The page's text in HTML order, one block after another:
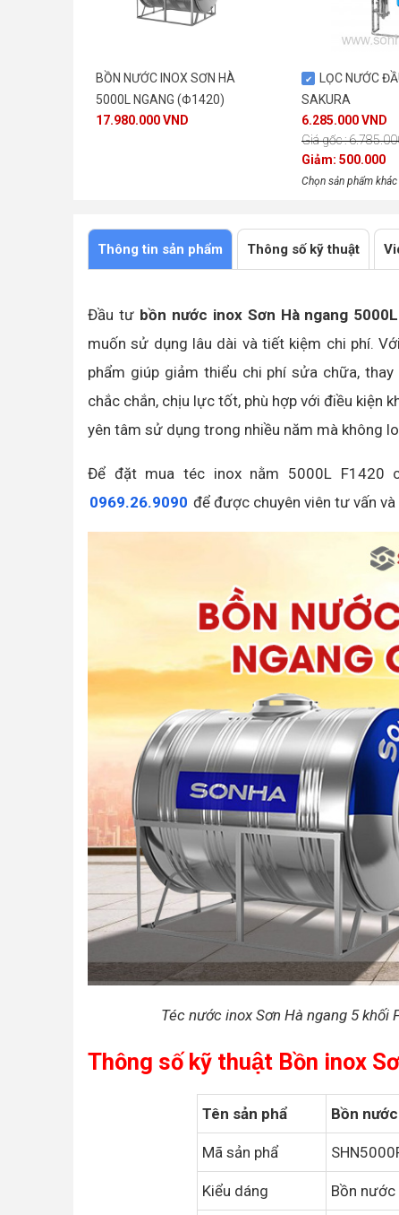
BỒN NƯỚC INOX SƠN HÀ
5000L NGANG (Φ1420)
17.980.000 VND
LỌC NƯỚC
SAKURA
6.285.000 VND
Giá gốc :
Giảm: 500.000
Chọn sản phẩm khác
Thông tin sản phẩm Thông số kỹ thuật
Đầu tư bồn nước inox Sơn Hà ngang
muốn sử dụng lâu dài và tiết kiệm chi phí.
phẩm giúp giảm thiểu chi phí sửa chữa,
chắc chắn, chịu lực tốt, phù hợp với điều kiện
yên tâm sử dụng trong nhiều năm mà không
Để đặt mua téc inox nằm 5000L F1420
0969.26.9090 để được chuyên viên tư vấn
Téc nước inox Sơn Hà ngang 5 khối
Thông số kỹ thuật Bồn inox
Tên sản phẩ Bồn
Mã sản phẩ
Kiểu dáng Bồn nước